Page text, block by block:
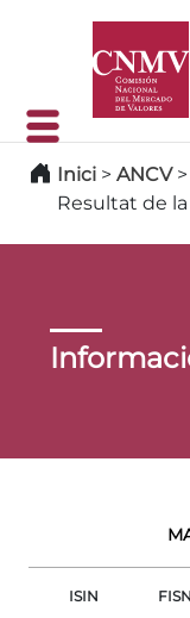
Inici > ANCV>
Resultat de
ISIN FISN